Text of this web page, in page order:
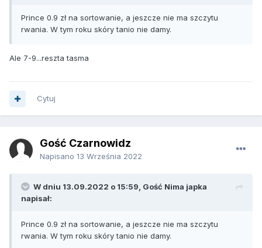
Prince 0.9 zł na sortowanie, a jeszcze nie ma szczytu
rwania. W tym roku skóry tanio nie damy.
Ale 7-9...reszta tasma
Cytuj
Gość Czarnowidz
Napisano 13 Września 2022
W dniu 13.09.2022 o 15:59, Gość Nima japka
napisał:
Prince 0.9 zł na sortowanie, a jeszcze nie ma szczytu
rwania. W tym roku skóry tanio nie damy.